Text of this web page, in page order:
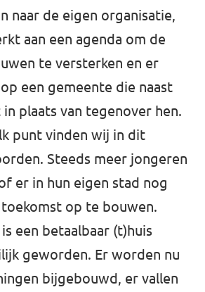
naar de eigen organisatie,
aan een agenda om de
te versterken en er
een gemeente die naast
plaats van tegenover hen.
punt vinden wij in dit
Steeds meer jongeren
er in hun eigen stad nog
op te bouwen.
een betaalbaar (t)huis
geworden. Er worden nu
bijgebouwd, er vallen